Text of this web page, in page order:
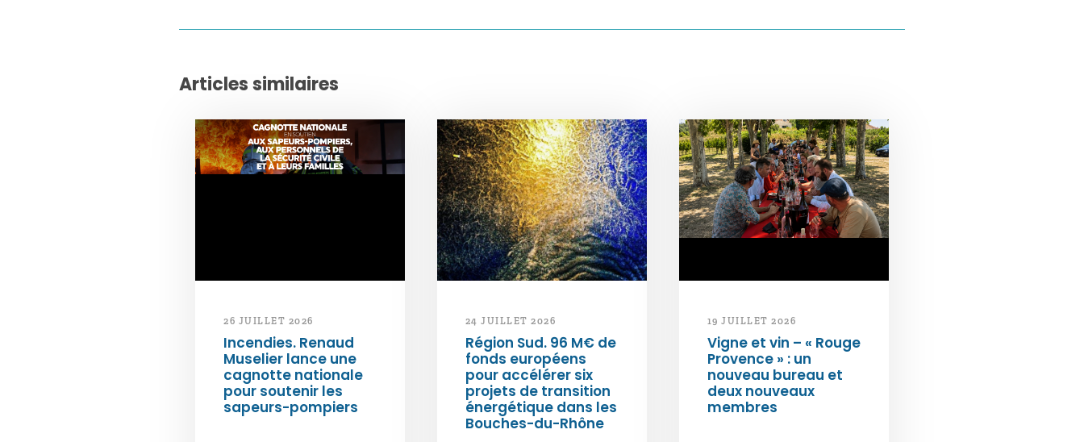
Articles similaires
26 JUILLET 2026
Incendies. Renaud
Muselier lance une
cagnotte nationale
pour soutenir les
sapeurs-pompiers
24 JUILLET 2026
Région Sud. 96 M€ de
fonds européens
pour accélérer six
projets de transition
énergétique dans les
Bouches-du-Rhône
19 JUILLET 2026
Vigne et vin – « Rouge
Provence » : un
nouveau bureau et
deux nouveaux
membres